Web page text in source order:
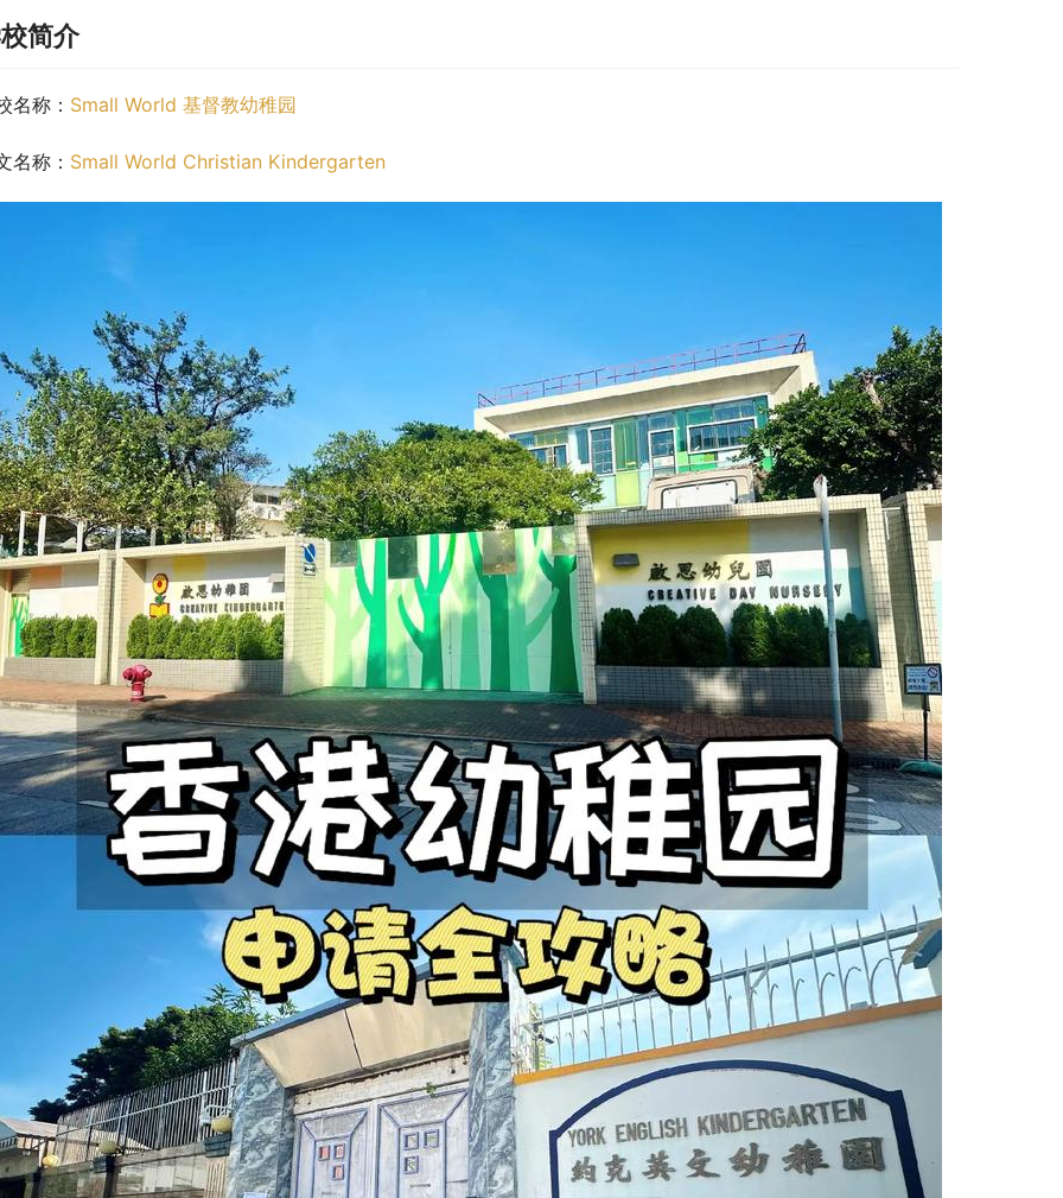
简介
名称： Small World 基督教幼稚园
名称： Small World Christian Kindergarten